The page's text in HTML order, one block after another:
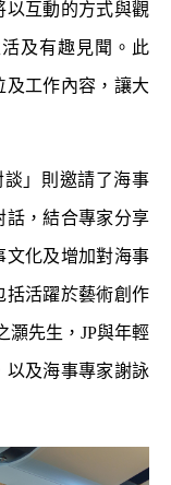
以互動的方式與觀
及有趣見聞。此
及工作內容，讓大
」則邀請了海事
話，結合專家分享
文化及增加對海事
括活躍於藝術創作
灝先生，JP與年輕
以及海事專家謝詠